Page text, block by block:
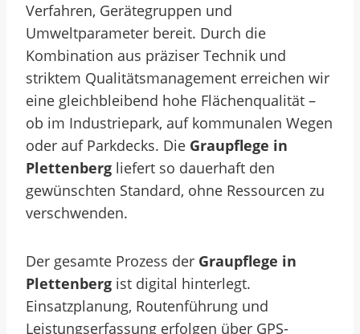
Verfahren, Gerätegruppen und
Umweltparameter bereit. Durch die
Kombination aus präziser Technik und
striktem Qualitätsmanagement erreichen wir
eine gleichbleibend hohe Flächenqualität –
ob im Industriepark, auf kommunalen Wegen
oder auf Parkdecks. Die Graupflege in
Plettenberg liefert so dauerhaft den
gewünschten Standard, ohne Ressourcen zu
verschwenden.
Der gesamte Prozess der Graupflege in
Plettenberg ist digital hinterlegt.
Einsatzplanung, Routenführung und
Leistungserfassung erfolgen über GPS-